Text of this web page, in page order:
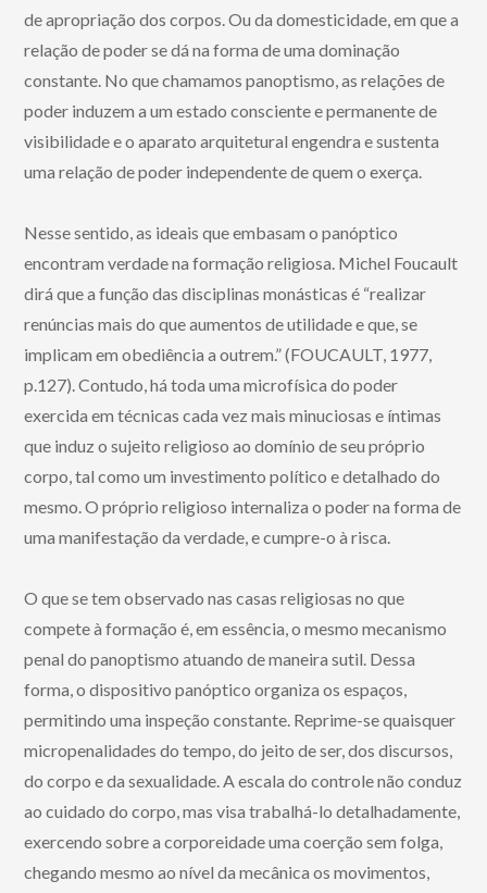
de apropriação dos corpos. Ou da domesticidade, em que a
relação de poder se dá na forma de uma dominação
constante. No que chamamos panoptismo, as relações de
poder induzem a um estado consciente e permanente de
visibilidade e o aparato arquitetural engendra e sustenta
uma relação de poder independente de quem o exerça.
Nesse sentido, as ideais que embasam o panóptico
encontram verdade na formação religiosa. Michel Foucault
dirá que a função das disciplinas monásticas é “realizar
renúncias mais do que aumentos de utilidade e que, se
implicam em obediência a outrem.” (FOUCAULT, 1977,
p.127). Contudo, há toda uma microfísica do poder
exercida em técnicas cada vez mais minuciosas e íntimas
que induz o sujeito religioso ao domínio de seu próprio
corpo, tal como um investimento político e detalhado do
mesmo. O próprio religioso internaliza o poder na forma de
uma manifestação da verdade, e cumpre-o à risca.
O que se tem observado nas casas religiosas no que
compete à formação é, em essência, o mesmo mecanismo
penal do panoptismo atuando de maneira sutil. Dessa
forma, o dispositivo panóptico organiza os espaços,
permitindo uma inspeção constante. Reprime-se quaisquer
micropenalidades do tempo, do jeito de ser, dos discursos,
do corpo e da sexualidade. A escala do controle não conduz
ao cuidado do corpo, mas visa trabalhá-lo detalhadamente,
exercendo sobre a corporeidade uma coerção sem folga,
chegando mesmo ao nível da mecânica os movimentos,